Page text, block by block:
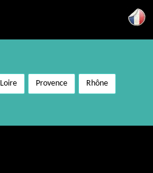
Loire Provence Rhône